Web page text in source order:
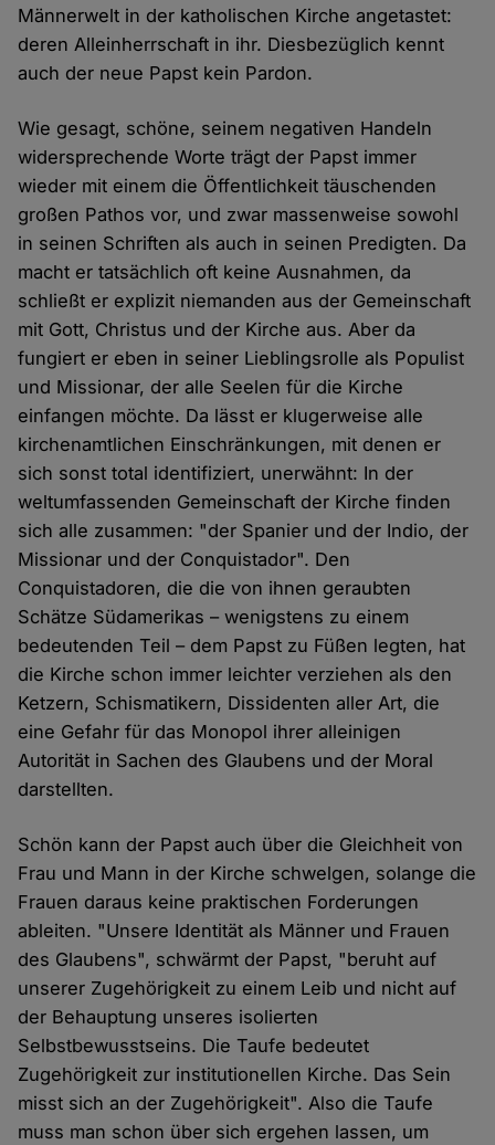
Männerwelt in der katholischen Kirche angetastet:
deren Alleinherrschaft in ihr. Diesbezüglich kennt
auch der neue Papst kein Pardon.
Wie gesagt, schöne, seinem negativen Handeln
widersprechende Worte trägt der Papst immer
wieder mit einem die Öffentlichkeit täuschenden
großen Pathos vor, und zwar massenweise sowohl
in seinen Schriften als auch in seinen Predigten. Da
macht er tatsächlich oft keine Ausnahmen, da
schließt er explizit niemanden aus der Gemeinschaft
mit Gott, Christus und der Kirche aus. Aber da
fungiert er eben in seiner Lieblingsrolle als Populist
und Missionar, der alle Seelen für die Kirche
einfangen möchte. Da lässt er klugerweise alle
kirchenamtlichen Einschränkungen, mit denen er
sich sonst total identifiziert, unerwähnt: In der
weltumfassenden Gemeinschaft der Kirche finden
sich alle zusammen: "der Spanier und der Indio, der
Missionar und der Conquistador". Den
Conquistadoren, die die von ihnen geraubten
Schätze Südamerikas – wenigstens zu einem
bedeutenden Teil – dem Papst zu Füßen legten, hat
die Kirche schon immer leichter verziehen als den
Ketzern, Schismatikern, Dissidenten aller Art, die
eine Gefahr für das Monopol ihrer alleinigen
Autorität in Sachen des Glaubens und der Moral
darstellten.
Schön kann der Papst auch über die Gleichheit von
Frau und Mann in der Kirche schwelgen, solange die
Frauen daraus keine praktischen Forderungen
ableiten. "Unsere Identität als Männer und Frauen
des Glaubens", schwärmt der Papst, "beruht auf
unserer Zugehörigkeit zu einem Leib und nicht auf
der Behauptung unseres isolierten
Selbstbewusstseins. Die Taufe bedeutet
Zugehörigkeit zur institutionellen Kirche. Das Sein
misst sich an der Zugehörigkeit". Also die Taufe
muss man schon über sich ergehen lassen, um